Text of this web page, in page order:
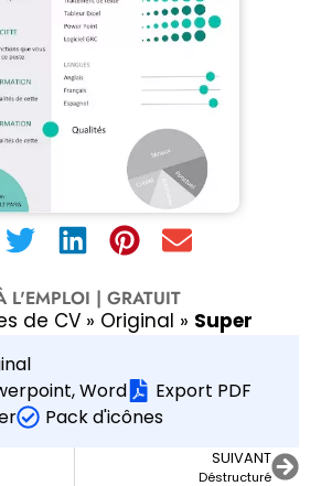
L'EMPLOI | GRATUIT
de CV » Original » Super
,Word
Export PDF
Pack d'icônes
SUIVANT
Déstructuré